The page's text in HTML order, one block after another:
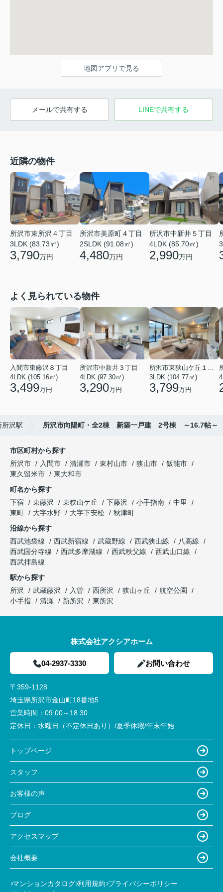
地図アプリで見る
メールで共有する LINEで共有する
近隣の物件
所沢市東所沢４丁目
3LDK (83.73㎡)
3,790万円
所沢市美原町４丁目
2SLDK (91.08㎡)
4,480万円
所沢市中新井５丁目
4LDK (85.70㎡)
2,990万円
よく見られている物件
入間市東藤沢８丁目
4LDK (105.16㎡)
3,499万円
所沢市中新井３丁目
4LDK (97.30㎡)
3,290万円
所沢市東狭山ケ丘１丁目
3LDK (104.77㎡)
3,799万円
所沢駅 所沢市向陽町・全2棟 新築一戸建 2号棟 ～16.7帖～
市区町村から探す
所沢市
入間市 清瀬市 東村山市 狭山市
飯能市
東久留米市
東大和市
町名から探す
下宿
東藤沢 東狭山ケ丘 下藤沢 小手指南
中里
東町
大字水野 大字下安松
秋津町
沿線から探す
西武池袋線
西武新宿線 武蔵野線 西武狭山線
八高線
西武国分寺線
西武多摩湖線 西武秩父線
西武山口線
西武拝島線
駅から探す
所沢
武蔵藤沢 入曽 西所沢 狭山ヶ丘
航空公園
小手指
清瀬 新所沢 東所沢
株式会社アクシアホーム
04-2937-3330 お問い合わせ
〒359-1128
埼玉県所沢市金山町18番地5
営業時間： 09:00～18:30
定休日： 水曜日（不定休日あり）/夏季休暇/年末年始
トップページ
スタッフ
お客様の声
ブログ
アクセスマップ
会社概要
マンションカタログ 利用規約 プライバシーポリシー